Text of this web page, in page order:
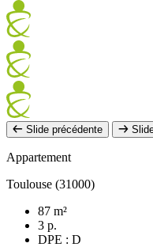
Slide précédente
Appartement
Toulouse (31000)
87 m²
3 p.
DPE : D